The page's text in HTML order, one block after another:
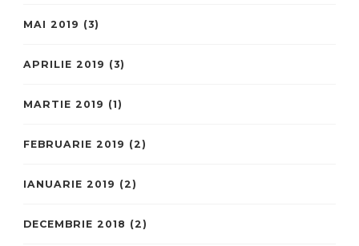
MAI 2019 (3)
APRILIE 2019 (3)
MARTIE 2019 (1)
FEBRUARIE 2019 (2)
IANUARIE 2019 (2)
DECEMBRIE 2018 (2)